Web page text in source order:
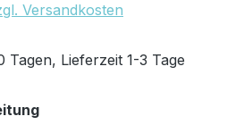
Versandkosten
Tagen, Lieferzeit 1-3 Tage
auswählen